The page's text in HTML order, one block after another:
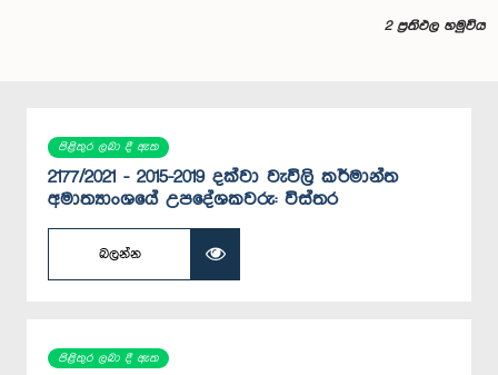
2 ප්‍රතිඵල හමුවිය
පිළිතුර ලබා දී ඇත
2177/2021 - 2015-2019 දක්වා වැවිලි කර්මාන්ත
අමාත්‍යාංශයේ උපදේශකවරු: විස්තර
බලන්න
පිළිතුර ලබා දී ඇත